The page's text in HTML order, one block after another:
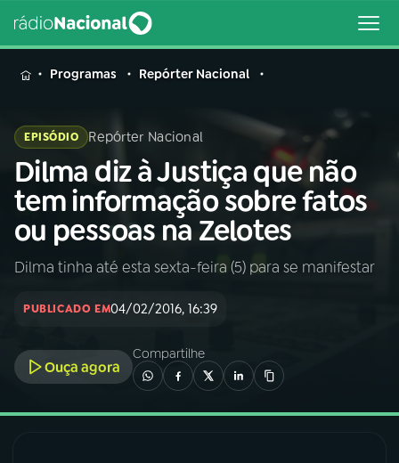
MENU
Buscar
na
Rádio
Nacional
Buscar
AO VIVO
02A RÁDIO
Programas Repórter Nacional
EPISÓDIO Repórter Nacional
Dilma diz à Justiça que não
tem informação sobre fatos
ou pessoas na Zelotes
Dilma tinha até esta sexta-feira (5) para se manifestar
PUBLICADO EM04/02/2016, 16:39
Ouça agora
Compartilhe